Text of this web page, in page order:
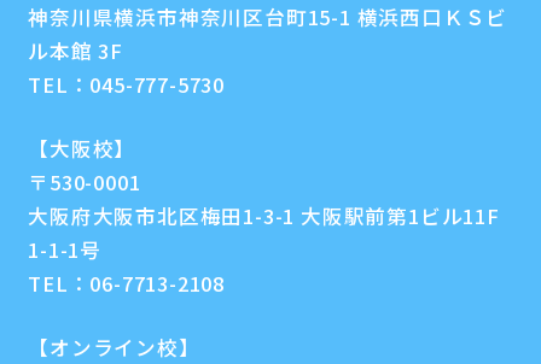
神奈川県横浜市神奈川区台町15-1 横浜西口ＫＳビ
ル本館 3F
TEL： 045-777-5730
【大阪校】
〒530-0001
大阪府大阪市北区梅田1-3-1 大阪駅前第1ビル11F
1-1-1号
TEL： 06-7713-2108
【オンライン校】